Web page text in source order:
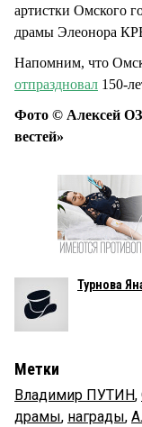
артистки Омского
драмы Элеонора
Напомним, что
отпраздновал 150-
Фото © Алексей
вестей»
Турнова
Метки
Владимир ПУТИН,
драмы, награды,